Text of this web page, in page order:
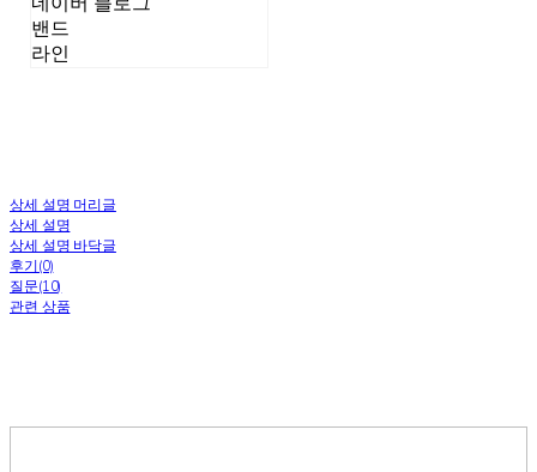
밴드
라인
상세 설명 머리글
상세 설명
상세 설명 바닥글
후기(0)
질문(10)
관련 상품